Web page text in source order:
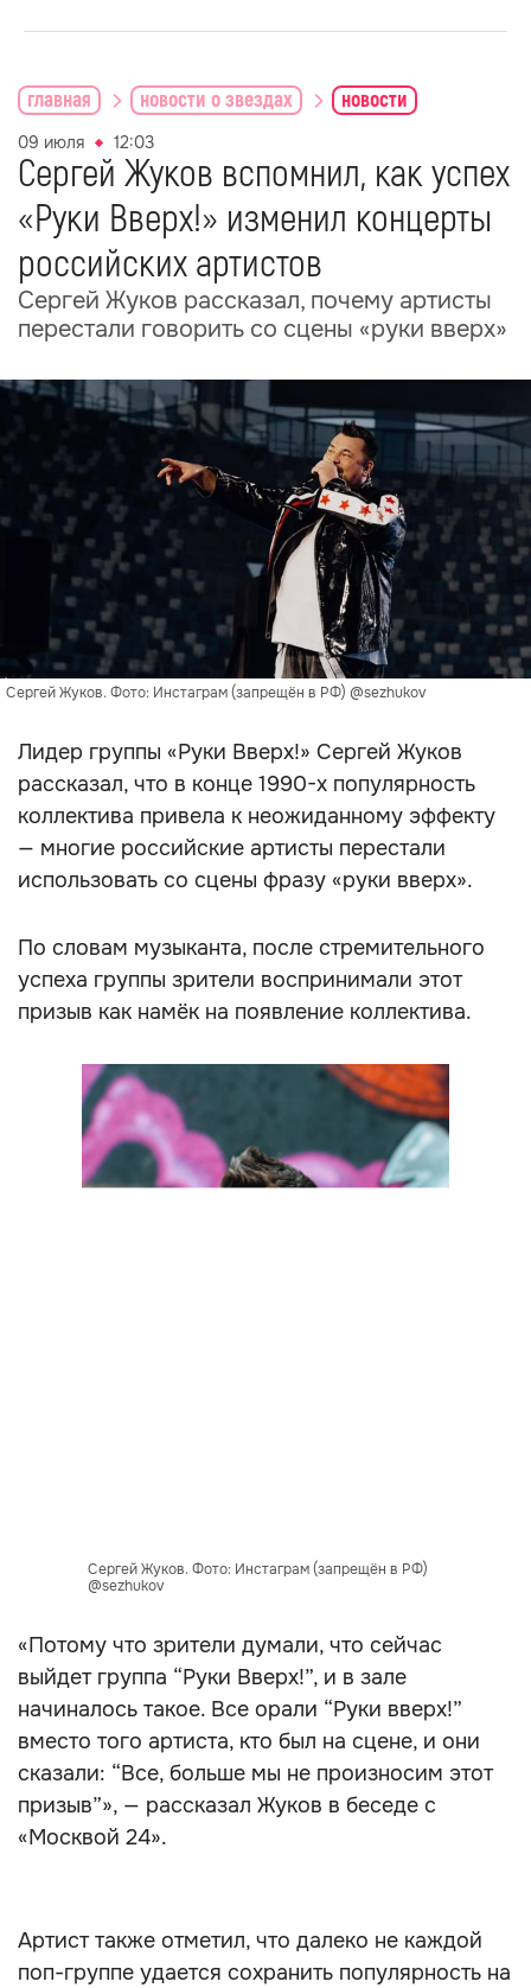
главная новости о звездах новости
09 июля 12:03
Сергей Жуков вспомнил, как успех
«Руки Вверх!» изменил концерты
российских артистов
Сергей Жуков рассказал, почему артисты
перестали говорить со сцены «руки вверх»
Сергей Жуков. Фото: Инстаграм (запрещён в РФ) @sezhukov
Лидер группы «Руки Вверх!» Сергей Жуков
рассказал, что в конце 1990-х популярность
коллектива привела к неожиданному эффекту
— многие российские артисты перестали
использовать со сцены фразу «руки вверх».
По словам музыканта, после стремительного
успеха группы зрители воспринимали этот
призыв как намёк на появление коллектива.
Сергей Жуков. Фото: Инстаграм (запрещён в РФ)
@sezhukov
«Потому что зрители думали, что сейчас
выйдет группа “Руки Вверх!”, и в зале
начиналось такое. Все орали “Руки вверх!”
вместо того артиста, кто был на сцене, и они
сказали: “Все, больше мы не произносим этот
призыв”», — рассказал Жуков в беседе с
«Москвой 24».
Артист также отметил, что далеко не каждой
поп-группе удается сохранить популярность на